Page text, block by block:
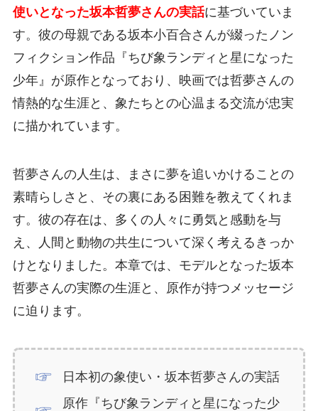
使いとなった坂本哲夢さんの実話に基づいていま
す。彼の母親である坂本小百合さんが綴ったノン
フィクション作品『ちび象ランディと星になった
少年』が原作となっており、映画では哲夢さんの
情熱的な生涯と、象たちとの心温まる交流が忠実
に描かれています。
哲夢さんの人生は、まさに夢を追いかけることの
素晴らしさと、その裏にある困難を教えてくれま
す。彼の存在は、多くの人々に勇気と感動を与
え、人間と動物の共生について深く考えるきっか
けとなりました。本章では、モデルとなった坂本
哲夢さんの実際の生涯と、原作が持つメッセージ
に迫ります。
日本初の象使い・坂本哲夢さんの実話
原作『ちび象ランディと星になった少